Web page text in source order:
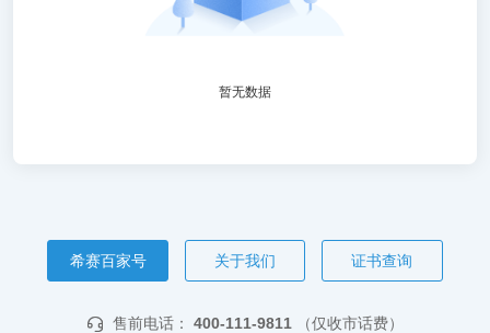
暂无数据
希赛百家号 关于我们 证书查询
售前电话： 400-111-9811 （仅收市话费）